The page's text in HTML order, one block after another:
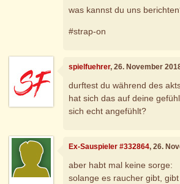
was kannst du uns
#strap-on
spielfuehrer, 26. November
durftest du während des
hat sich das auf deine
sich echt angefühlt?
Ex-Sauspieler #332864, 26.
aber habt mal keine sorge:
solange es raucher gibt,